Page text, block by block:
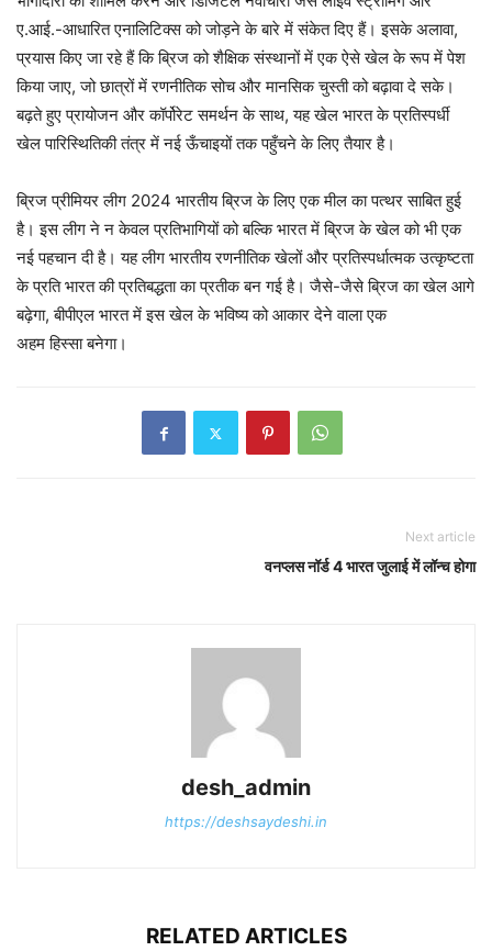
ए.आई.-आधारित एनालिटिक्स को जोड़ने के बारे में संकेत दिए हैं। इसके अलावा,
प्रयास किए जा रहे हैं कि ब्रिज को शैक्षिक संस्थानों में एक ऐसे खेल के रूप में पेश
किया जाए, जो छात्रों में रणनीतिक सोच और मानसिक चुस्ती को बढ़ावा दे सके।
बढ़ते हुए प्रायोजन और कॉर्पोरेट समर्थन के साथ, यह खेल भारत के प्रतिस्पर्धी
खेल पारिस्थितिकी तंत्र में नई ऊँचाइयों तक पहुँचने के लिए तैयार है।
ब्रिज प्रीमियर लीग 2024 भारतीय ब्रिज के लिए एक मील का पत्थर साबित हुई
है। इस लीग ने न केवल प्रतिभागियों को बल्कि भारत में ब्रिज के खेल को भी एक
नई पहचान दी है। यह लीग भारतीय रणनीतिक खेलों और प्रतिस्पर्धात्मक उत्कृष्टता
के प्रति भारत की प्रतिबद्धता का प्रतीक बन गई है। जैसे-जैसे ब्रिज का खेल आगे
बढ़ेगा, बीपीएल भारत में इस खेल के भविष्य को आकार देने वाला एक
अहम हिस्सा बनेगा।
Next article
वनप्लस नॉर्ड 4 भारत जुलाई में लॉन्च होगा
desh_admin
https://deshsaydeshi.in
RELATED ARTICLES